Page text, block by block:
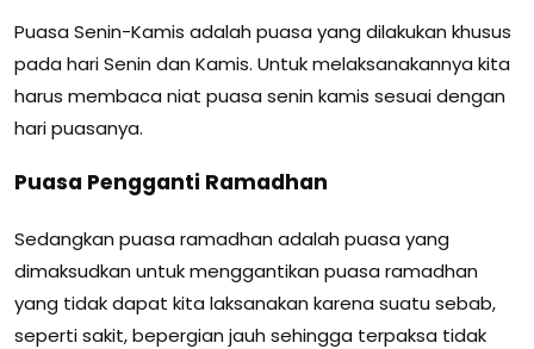
Puasa Senin-Kamis adalah puasa yang dilakukan khusus
pada hari Senin dan Kamis. Untuk melaksanakannya kita
harus membaca niat puasa senin kamis sesuai dengan
hari puasanya.
Puasa Pengganti Ramadhan
Sedangkan puasa ramadhan adalah puasa yang
dimaksudkan untuk menggantikan puasa ramadhan
yang tidak dapat kita laksanakan karena suatu sebab,
seperti sakit, bepergian jauh sehingga terpaksa tidak